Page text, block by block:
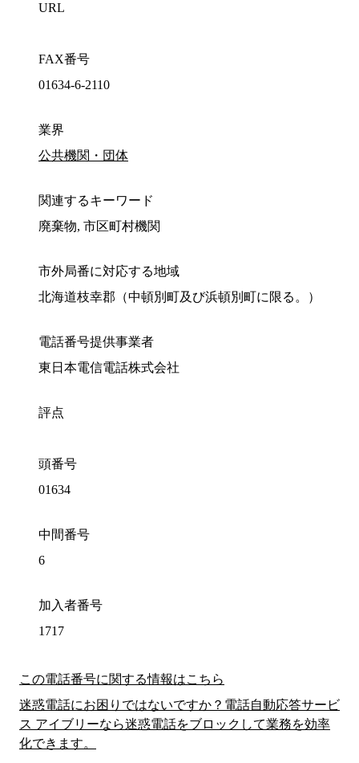
URL
FAX番号
01634-6-2110
業界
公共機関・団体
関連するキーワード
廃棄物, 市区町村機関
市外局番に対応する地域
北海道枝幸郡（中頓別町及び浜頓別町に限る。）
電話番号提供事業者
東日本電信電話株式会社
評点
頭番号
01634
中間番号
6
加入者番号
1717
この電話番号に関する情報はこちら
迷惑電話にお困りではないですか？電話自動応答サービ
ス アイブリーなら迷惑電話をブロックして業務を効率
化できます。